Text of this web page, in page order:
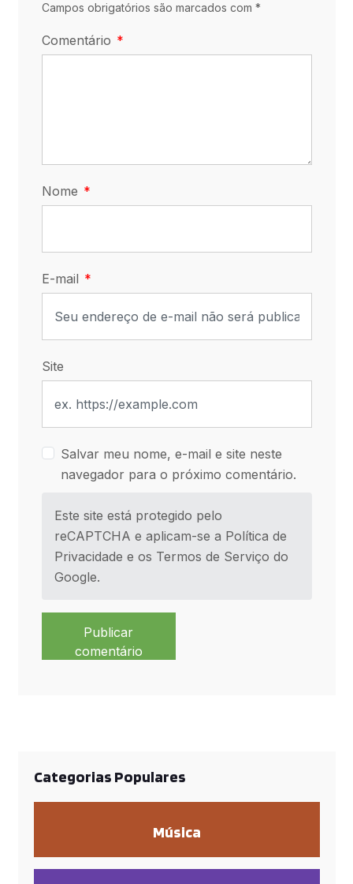
Campos obrigatórios são marcados com *
Comentário
Nome
E-mail
Site
Salvar meu nome, e-mail e site neste
navegador para o próximo comentário.
Este site está protegido pelo
reCAPTCHA e aplicam-se a Política de
Privacidade e os Termos de Serviço do
Google.
Publicar
comentário
Categorias Populares
Música